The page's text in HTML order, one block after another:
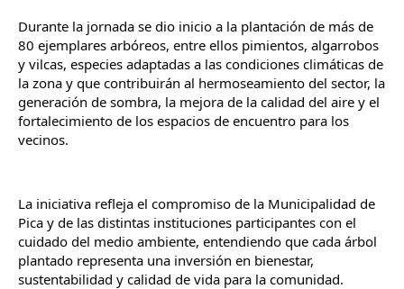
Durante la jornada se dio inicio a la plantación de más de
80 ejemplares arbóreos, entre ellos pimientos, algarrobos
y vilcas, especies adaptadas a las condiciones climáticas de
la zona y que contribuirán al hermoseamiento del sector, la
generación de sombra, la mejora de la calidad del aire y el
fortalecimiento de los espacios de encuentro para los
vecinos.
La iniciativa refleja el compromiso de la Municipalidad de
Pica y de las distintas instituciones participantes con el
cuidado del medio ambiente, entendiendo que cada árbol
plantado representa una inversión en bienestar,
sustentabilidad y calidad de vida para la comunidad.